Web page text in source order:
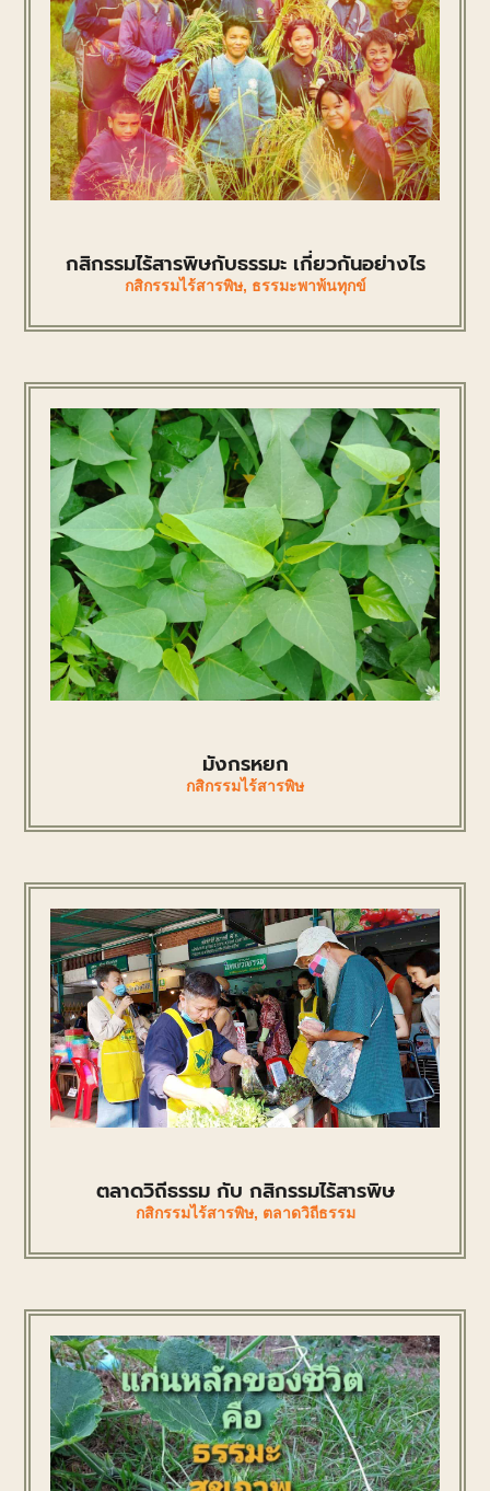
กสิกรรมไร้สารพิษกับธรรมะ เกี่ยวกันอย่างไร
กสิกรรมไร้สารพิษ, ธรรมะพาพ้นทุกข์
มังกรหยก
กสิกรรมไร้สารพิษ
ตลาดวิถีธรรม กับ กสิกรรมไร้สารพิษ
กสิกรรมไร้สารพิษ, ตลาดวิถีธรรม